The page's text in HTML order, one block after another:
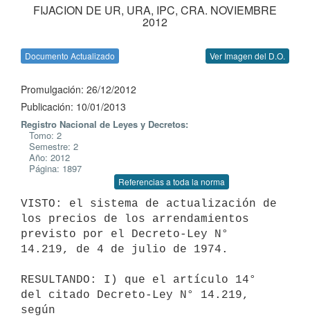
FIJACION DE UR, URA, IPC, CRA. NOVIEMBRE
2012
Documento Actualizado Ver Imagen del D.O.
Promulgación: 26/12/2012
Publicación: 10/01/2013
Registro Nacional de Leyes y Decretos:
Tomo: 2
Semestre: 2
Año: 2012
Página: 1897
Referencias a toda la norma
VISTO: el sistema de actualización de
los precios de los arrendamientos
previsto por el Decreto-Ley N°
14.219, de 4 de julio de 1974.
RESULTANDO: I) que el artículo 14°
del citado Decreto-Ley N° 14.219,
según